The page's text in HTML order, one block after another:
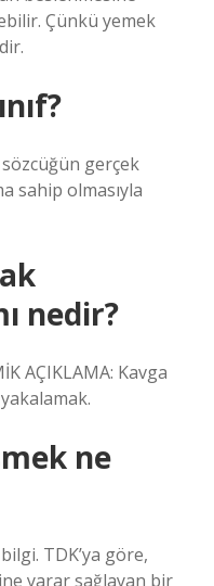
Çünkü yemek
sözcüğün gerçek
sahip olmasıyla
nedir?
AÇIKLAMA: Kavga
ne
TDK’ya göre,
yarar sağlayan bir